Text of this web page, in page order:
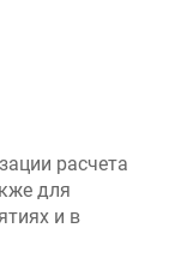
расчета
для
и в